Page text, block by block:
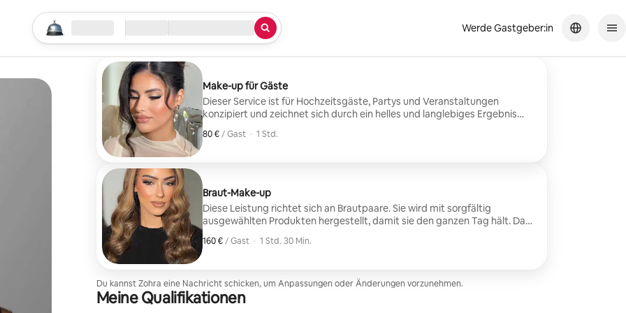
Suche starten
Standort Check-in/Check-out
Art des Services Werde Gastgeber:in
Make-up für Gäste
Dieser Service ist für Hochzeitsgäste, Partys und Veranstaltungen
konzipiert und zeichnet sich durch ein helles und langlebiges Ergebnis
aus. Die Behandlung wird je nach Gesicht und getragener Kleidung
angepasst.
80 € / Gast
80 € pro Gast
, · 1 Std.
Braut-Make-up
Diese Leistung richtet sich an Brautpaare. Sie wird mit sorgfältig
ausgewählten Produkten hergestellt, damit sie den ganzen Tag hält. Das
Ergebnis soll strahlend, raffiniert und großen Anlässen würdig sein.
160 € / Gast
160 € pro Gast
, · 1 Std. 30 Min.
Du kannst Zohra eine Nachricht schicken, um Anpassungen oder Änderungen vorzunehmen.
Meine Qualifikationen